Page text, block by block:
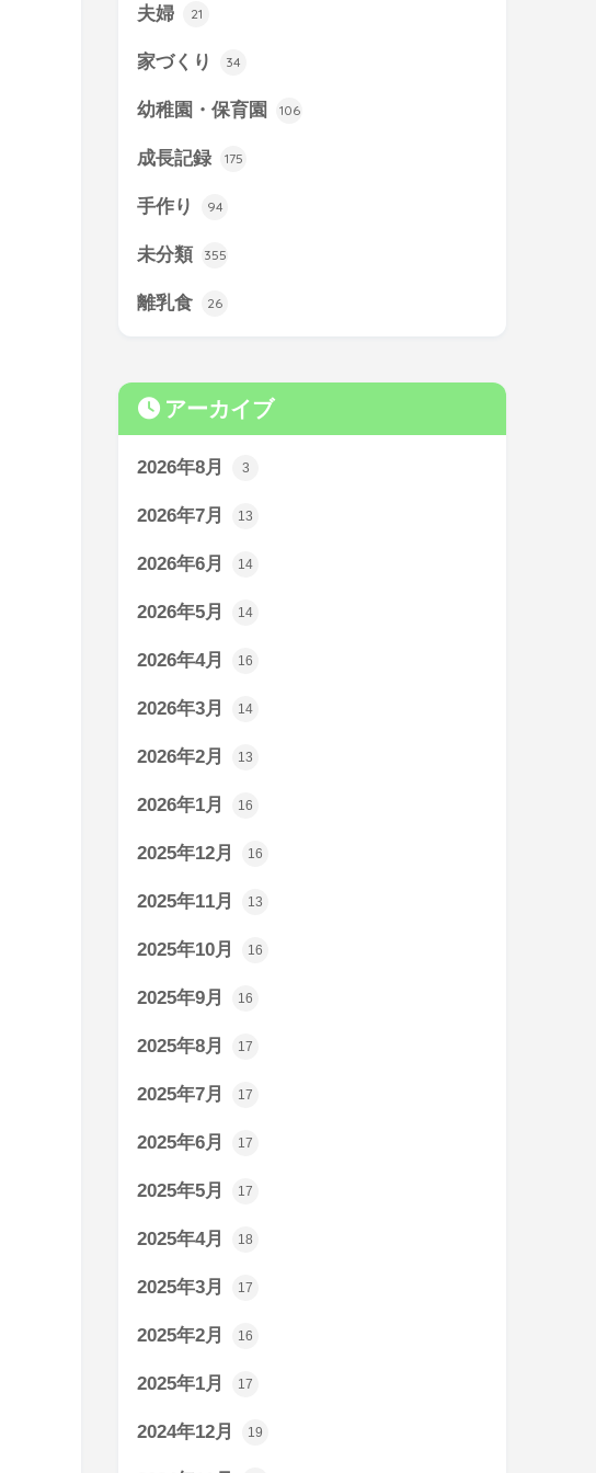
夫婦 21
家づくり 34
幼稚園・保育園 106
成長記録 175
手作り 94
未分類 355
離乳食 26
アーカイブ
2026年8月 3
2026年7月 13
2026年6月 14
2026年5月 14
2026年4月 16
2026年3月 14
2026年2月 13
2026年1月 16
2025年12月 16
2025年11月 13
2025年10月 16
2025年9月 16
2025年8月 17
2025年7月 17
2025年6月 17
2025年5月 17
2025年4月 18
2025年3月 17
2025年2月 16
2025年1月 17
2024年12月 19